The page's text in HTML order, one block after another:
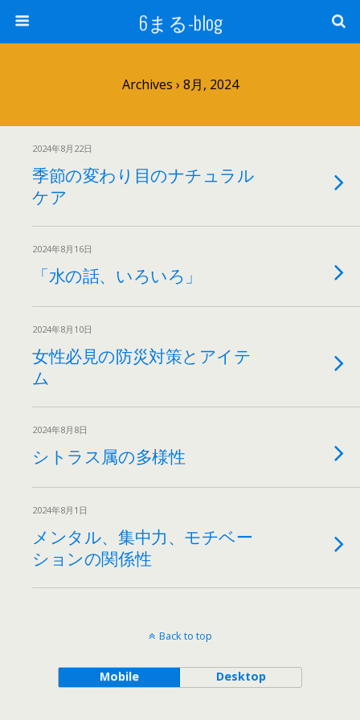
6まる-blog
Archives › 8月, 2024
2024年8月22日
季節の変わり目のナチュラル
ケア
2024年8月16日
「水の話、いろいろ」
2024年8月10日
女性必見の防災対策とアイテ
ム
2024年8月8日
シトラス属の多様性
2024年8月1日
メンタル、集中力、モチベー
ションの関係性
Back to top
Mobile Desktop